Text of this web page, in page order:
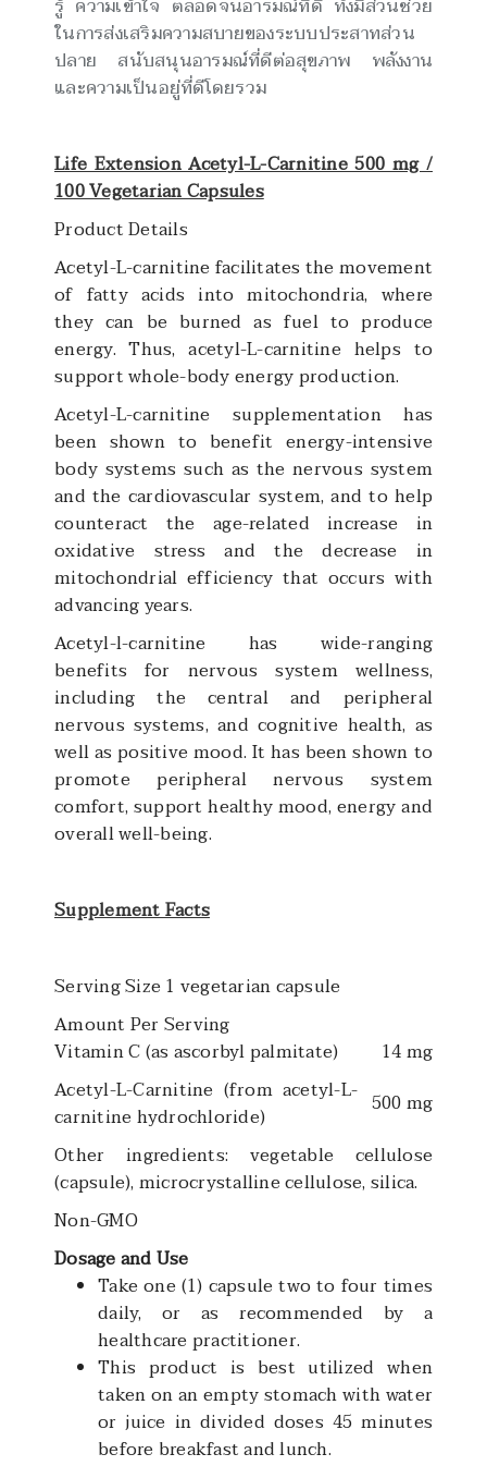
ในการส่งเสริมความสบายของระบบประสาทส่วน
ปลาย สนับสนุนอารมณ์ที่ดีต่อสุขภาพ พลังงาน
และความเป็นอยู่ที่ดีโดยรวม
Life Extension Acetyl-L-Carnitine 500 mg /
100 Vegetarian Capsules
Product Details
Acetyl-L-carnitine facilitates the movement
of fatty acids into mitochondria, where
they can be burned as fuel to produce
energy. Thus, acetyl-L-carnitine helps to
support whole-body energy production.
Acetyl-L-carnitine supplementation has
been shown to benefit energy-intensive
body systems such as the nervous system
and the cardiovascular system, and to help
counteract the age-related increase in
oxidative stress and the decrease in
mitochondrial efficiency that occurs with
advancing years.
Acetyl-l-carnitine has wide-ranging
benefits for nervous system wellness,
including the central and peripheral
nervous systems, and cognitive health, as
well as positive mood. It has been shown to
promote peripheral nervous system
comfort, support healthy mood, energy and
overall well-being.
Supplement Facts
Serving Size 1 vegetarian capsule
Amount Per Serving
Vitamin C (as ascorbyl palmitate)
14 mg
Acetyl-L-Carnitine (from acetyl-L-
carnitine hydrochloride)
500 mg
Other ingredients: vegetable cellulose
(capsule), microcrystalline cellulose, silica.
Non-GMO
Dosage and Use
Take one (1) capsule two to four times
daily, or as recommended by a
healthcare practitioner.
This product is best utilized when
taken on an empty stomach with water
or juice in divided doses 45 minutes
before breakfast and lunch.